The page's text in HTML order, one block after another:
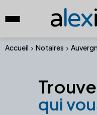
alex
Accueil Notaires
qui